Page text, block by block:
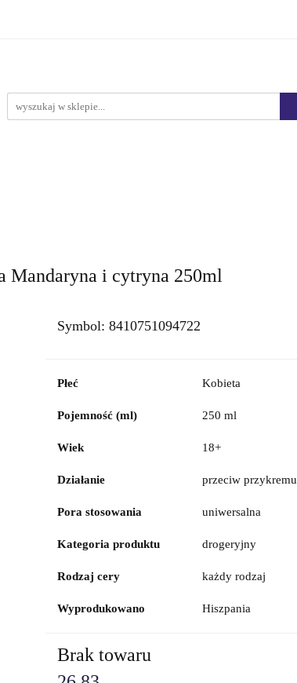
Mandaryna i cytryna 250ml
Symbol: 8410751094722
Płeć Kobieta
Pojemność (ml) 250 ml
Wiek 18+
Działanie przeciw
Pora stosowania uniwersalna
Kategoria produktu drogeryjny
Rodzaj cery każdy rodzaj
Wyprodukowano Hiszpania
Brak towaru